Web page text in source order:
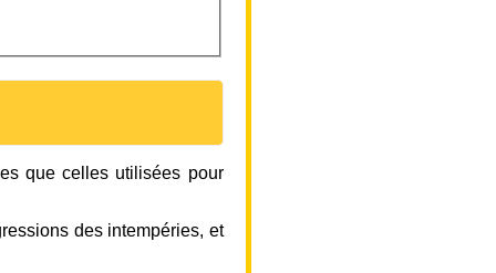
que celles utilisées pour
des intempéries, et